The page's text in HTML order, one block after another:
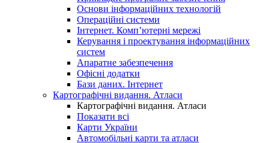
Основи інформаційних технологій
Операційні системи
Інтернет. Комп’ютерні мережі
Керування і проектування інформаційних
систем
Апаратне забезпечення
Офісні додатки
Бази даних. Інтернет
Картографічні видання. Атласи
Картографічні видання. Атласи
Показати всі
Карти України
Автомобільні карти та атласи